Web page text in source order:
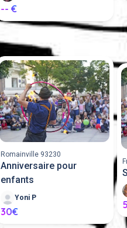
-- €
Romainville 93230
Anniversaire pour
enfants
Yoni P
30€